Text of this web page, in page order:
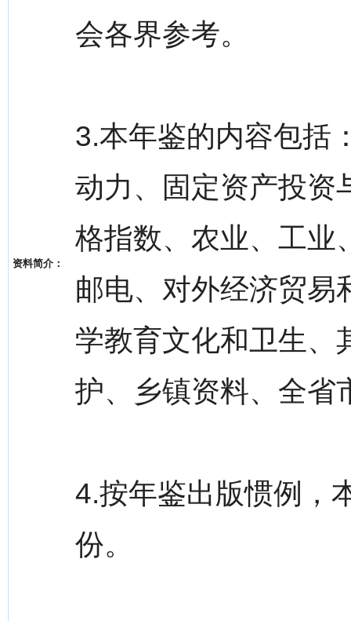
资料简介：
会各界参考。
3.本年鉴的内容包括
动力、固定资产投资
格指数、农业、工业
邮电、对外经济贸易
学教育文化和卫生、
护、乡镇资料、全省
4.按年鉴出版惯例，
份。